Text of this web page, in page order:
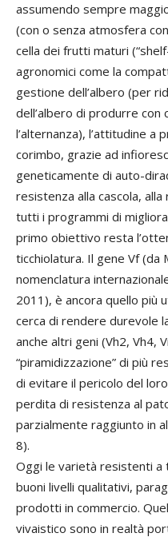
assumendo sempre
(con o senza atmosfera
cella dei frutti maturi
agronomici come la
gestione dell’albero (per
dell’albero di produrre
l’alternanza), l’attitudine
corimbo, grazie ad
geneticamente di auto-
resistenza alla cascola, alla
tutti i programmi di
primo obiettivo resta
ticchiolatura. Il gene Vf (da
nomenclatura
2011), è ancora quello più
cerca di rendere durevole
anche altri geni (Vh2, Vh4,
“piramidizzazione” di più
di evitare il pericolo del
perdita di resistenza al
parzialmente raggiunto in
8).
Oggi le varietà resistenti a
buoni livelli qualitativi,
prodotti in commercio.
vivaistico sono in realtà